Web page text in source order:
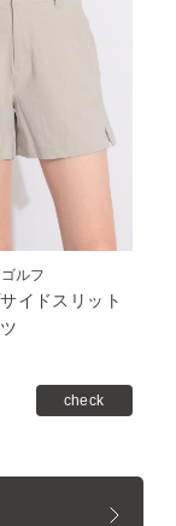
ルフ
イドスリット
check